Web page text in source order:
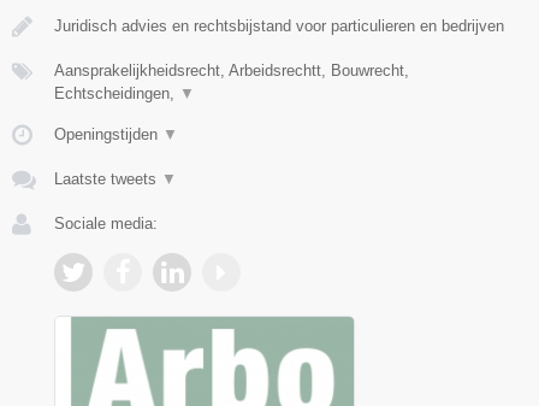
Juridisch advies en rechtsbijstand voor particulieren en bedrijven
Aansprakelijkheidsrecht, Arbeidsrechtt, Bouwrecht,
Echtscheidingen,
▼
Openingstijden ▼
Laatste tweets ▼
Sociale media: